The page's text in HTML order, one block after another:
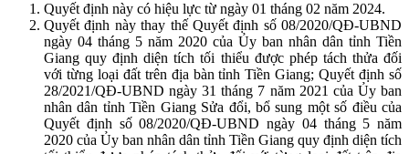
Quyết định này có hiệu lực từ ngày 01 tháng 02 năm 2024.
Quyết định này thay thế Quyết định số 08/2020/QĐ-UBND
ngày 04 tháng 5 năm 2020 của Ủy ban nhân dân tỉnh Tiền
Giang quy định diện tích tối thiểu được phép tách thửa đối
với từng loại đất trên địa bàn tỉnh Tiền Giang; Quyết định số
28/2021/QĐ-UBND ngày 31 tháng 7 năm 2021 của Ủy ban
nhân dân tỉnh Tiền Giang Sửa đổi, bổ sung một số điều của
Quyết định số 08/2020/QĐ-UBND ngày 04 tháng 5 năm
2020 của Ủy ban nhân dân tỉnh Tiền Giang quy định diện tích